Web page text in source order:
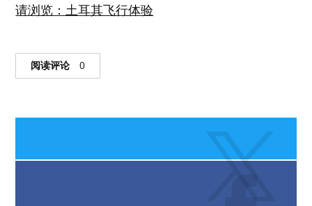
请浏览：土耳其飞行体验
阅读评论 0